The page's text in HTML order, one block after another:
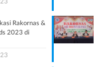
Rakornas &
2023 di